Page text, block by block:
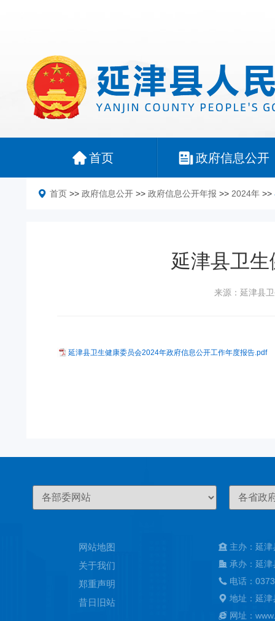
首页 政府信息公开
首页 >> 政府信息公开 >> 政府信息公开年报 >> 2024年 >>
延津县卫
来源：延津县
延津县卫生健康委员会2024年政府信息公开工作年度报告.pdf
网站地图
关于我们
郑重声明
昔日旧站
主办：延
承办：延
电话：
地址：延
网址：